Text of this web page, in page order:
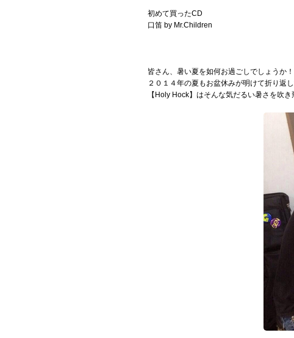
初めて買ったCD
口笛 by Mr.Children
皆さん、暑い夏を如何お過ごしでしょうか！
２０１４年の夏もお盆休みが明けて折り返
【Holy Hock】はそんな気だるい暑さを吹